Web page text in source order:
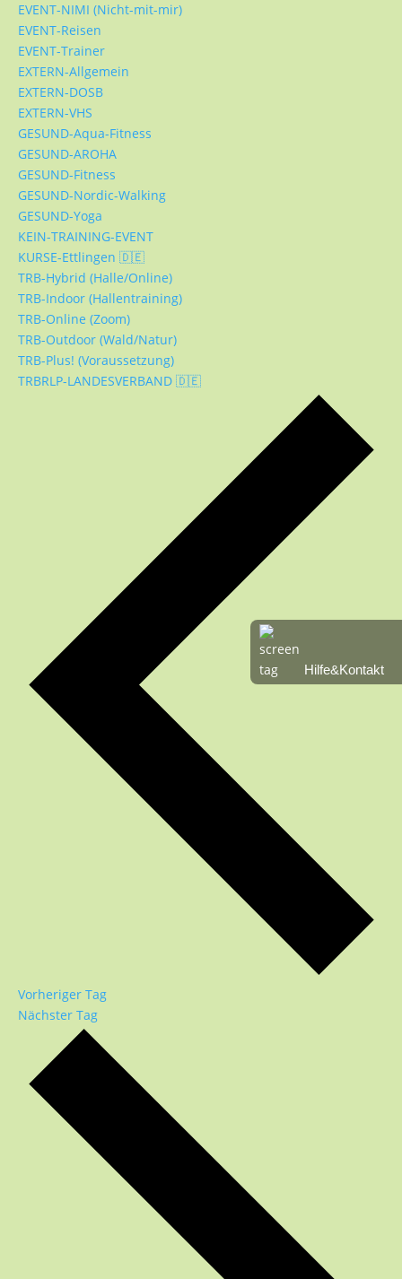
EVENT-NIMI (Nicht-mit-mir)
EVENT-Reisen
EVENT-Trainer
EXTERN-Allgemein
EXTERN-DOSB
EXTERN-VHS
GESUND-Aqua-Fitness
GESUND-AROHA
GESUND-Fitness
GESUND-Nordic-Walking
GESUND-Yoga
KEIN-TRAINING-EVENT
KURSE-Ettlingen 🇩🇪
TRB-Hybrid (Halle/Online)
TRB-Indoor (Hallentraining)
TRB-Online (Zoom)
TRB-Outdoor (Wald/Natur)
TRB-Plus! (Voraussetzung)
TRBRLP-LANDESVERBAND 🇩🇪
Vorheriger Tag
Nächster Tag
Hilfe&Kontakt